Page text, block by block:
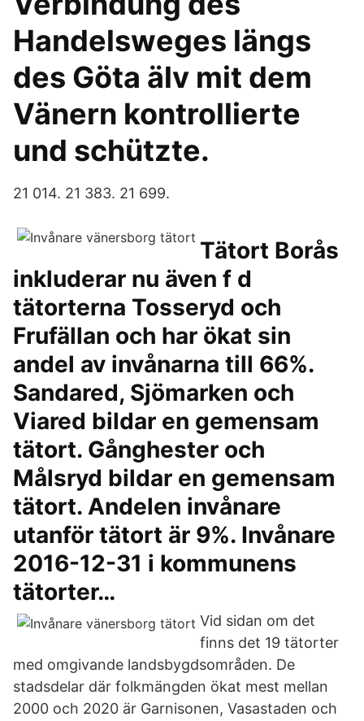
Handelsweges längs
des Göta älv mit dem
Vänern kontrollierte
und schützte.
21 014. 21 383. 21 699.
Tätort Borås
inkluderar nu även f d
tätorterna Tosseryd och
Frufällan och har ökat sin
andel av invånarna till 66%.
Sandared, Sjömarken och
Viared bildar en gemensam
tätort. Gånghester och
Målsryd bildar en gemensam
tätort. Andelen invånare
utanför tätort är 9%. Invånare
2016-12-31 i kommunens
tätorter…
Vid sidan om det
finns det 19 tätorter
med omgivande landsbygdsområden. De
stadsdelar där folkmängden ökat mest mellan
2000 och 2020 är Garnisonen, Vasastaden och